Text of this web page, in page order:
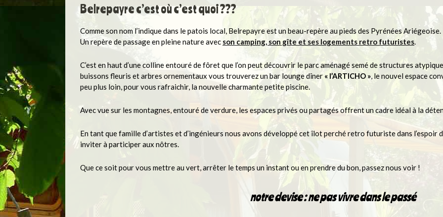
Belrepayre c’est où c’est quoi ???
Comme son nom l’indique dans le patois local, Belrepayre est un beau-repère au pieds des Pyrénées Ariégeoise.
Un repère de passage en pleine nature avec son camping, son gîte et ses logements retro futuristes.
C’est en haut d’une colline entouré de fôret que l’on peut découvrir le parc aménagé semé de structures
buissons fleuris et arbres ornementaux vous trouverez un bar lounge dîner « l’ARTICHO », le nouvel espace
peu plus loin, pour vous rafraichir, la nouvelle charmante petite piscine.
Avec vue sur les montagnes, entouré de verdure, les espaces privés ou partagés offrent un cadre idéal à la
En tant que famille d’artistes et d’ingénieurs nous avons développé cet îlot perché retro futuriste dans l’espoir
inviter à participer aux nôtres.
Que ce soit pour vous mettre au vert, arrêter le temps un instant ou en prendre du bon, passez nous voir !
notre devise : ne pas vivre dans le passé